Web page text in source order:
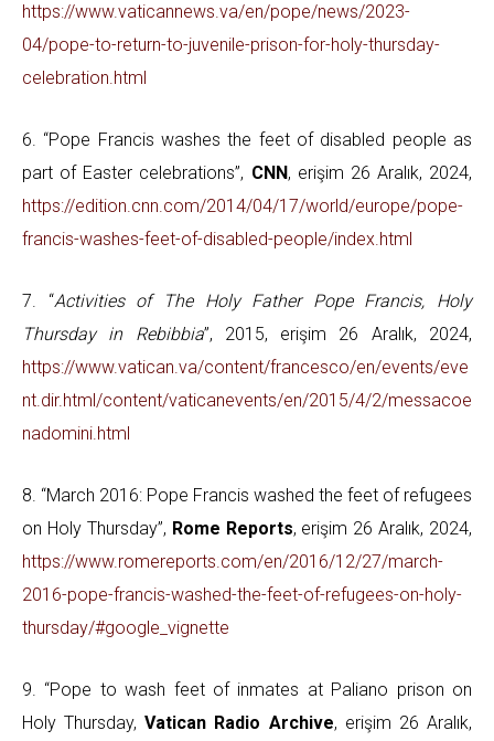
https://www.vaticannews.va/en/pope/news/2023-
04/pope-to-return-to-juvenile-prison-for-holy-thursday-
celebration.html
6. “Pope Francis washes the feet of disabled people as
part of Easter celebrations”, CNN , erişim 26 Aralık, 2024,
https://edition.cnn.com/2014/04/17/world/europe/pope-
francis-washes-feet-of-disabled-people/index.html
7. “Activities of The Holy Father Pope Francis, Holy
Thursday in Rebibbia”, 2015, erişim 26 Aralık, 2024,
https://www.vatican.va/content/francesco/en/events/eve
nt.dir.html/content/vaticanevents/en/2015/4/2/messacoe
nadomini.html
8. “March 2016: Pope Francis washed the feet of refugees
on Holy Thursday”, Rome Reports, erişim 26 Aralık, 2024,
https://www.romereports.com/en/2016/12/27/march-
2016-pope-francis-washed-the-feet-of-refugees-on-holy-
thursday/#google_vignette
9. “Pope to wash feet of inmates at Paliano prison on
Holy Thursday,Vatican Radio Archive, erişim 26 Aralık,